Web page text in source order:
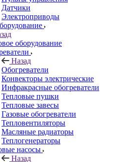
Датчики
Электроприводы
оборудование
Назад
Обогреватели
Конвекторы электрические
Инфракрасные обогреватели
Тепловые пушки
Тепловые завесы
Газовые обогреватели
Тепловентиляторы
Масляные радиаторы
Теплогенераторы
насосы
Назад